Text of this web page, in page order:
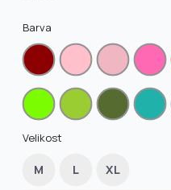
Barva
Velikost
M L XL